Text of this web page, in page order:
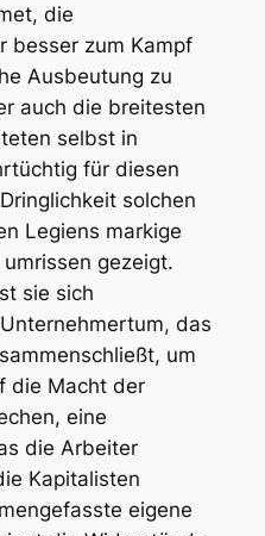
die
besser zum Kampf
Ausbeutung zu
auch die breitesten
selbst in
für diesen
solchen
Legiens markige
gezeigt.
sie sich
das
um
die Macht der
eine
die Arbeiter
Kapitalisten
eigene